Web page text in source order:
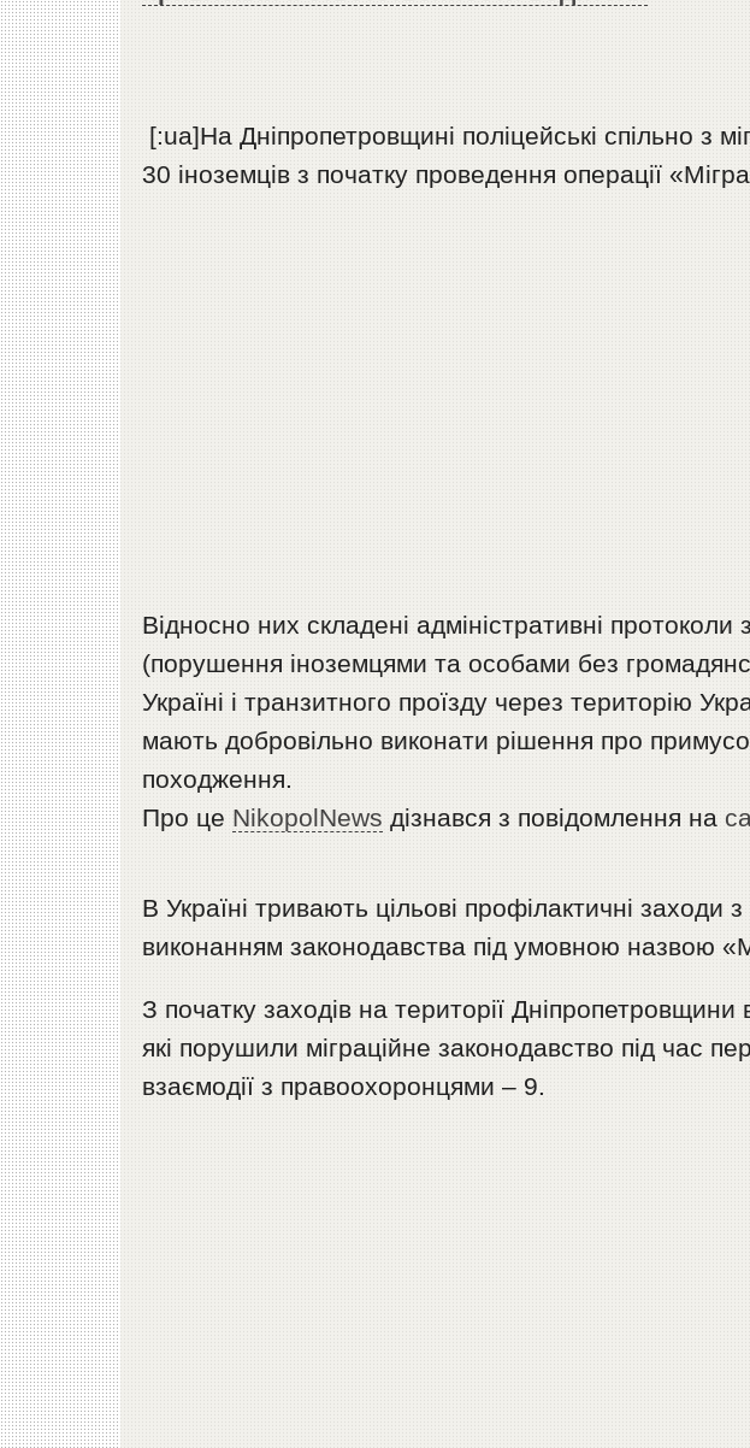
[:ua]На Дніпропетровщині поліцейські спільно з
30 іноземців з початку проведення операції
Відносно них складені адміністративні
(порушення іноземцями та особами без
Україні і транзитного проїзду через територію
мають добровільно виконати рішення про
походження.
Про це NikopolNews дізнався з повідомлення на
В Україні тривають цільові профілактичні заходи
виконанням законодавства під умовною назвою
З початку заходів на території Дніпропетровщини
які порушили міграційне законодавство під час
взаємодії з правоохоронцями – 9.